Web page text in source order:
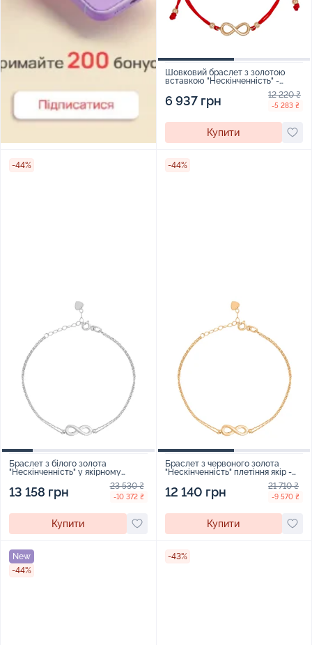
Шовковий браслет з золотою
вставкою "Нескінченність" -
6 937 грн 12 220 ₴
-5 283 ₴
Купити
-44%
Браслет з білого золота
"Нескінченність" у якірному
13 158 грн 23 530 ₴
-10 372 ₴
Купити
-44%
Браслет з червоного золота
"Нескінченність" плетіння якір -
12 140 грн 21 710 ₴
-9 570 ₴
Купити
New
-44%
-43%